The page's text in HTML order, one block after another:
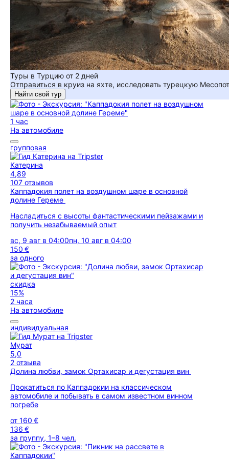
Туры в Турцию от 2 дней
Отправиться в круиз на яхте, исследовать турецкую
Найти свой тур
1 час
На автомобиле
групповая
Катерина
4,89
107 отзывов
Каппадокия полет на воздушном шаре в основной
долине Гереме
Насладиться с высоты фантастическими пейзажами и
получить незабываемый опыт
вс, 9 авг в 04:00пн, 10 авг в 04:00
150 €
за одного
скидка
15%
2 часа
На автомобиле
индивидуальная
Мурат
5,0
2 отзыва
Долина любви, замок Ортахисар и дегустация вин
Прокатиться по Каппадокии на классическом
автомобиле и побывать в самом известном винном
погребе
от 160 €
136 €
за группу, 1–8 чел.